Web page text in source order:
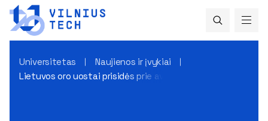
Universitetas
Naujienos ir įvykiai
Lietuvos oro uostai prisidės prie aviacijos specialistų